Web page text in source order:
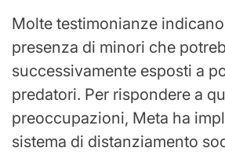
Molte testimonianze
presenza di minori che
successivamente esposti a
predatori. Per rispondere a
preoccupazioni, Meta ha
sistema di distanziamento